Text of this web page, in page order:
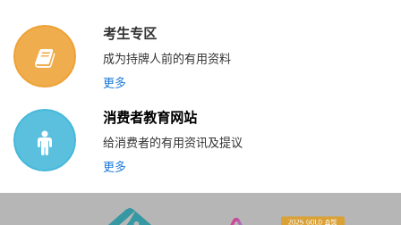
考生专区
成为持牌人前的有用资料
更多
消费者教育网站
给消费者的有用资讯及提议
更多